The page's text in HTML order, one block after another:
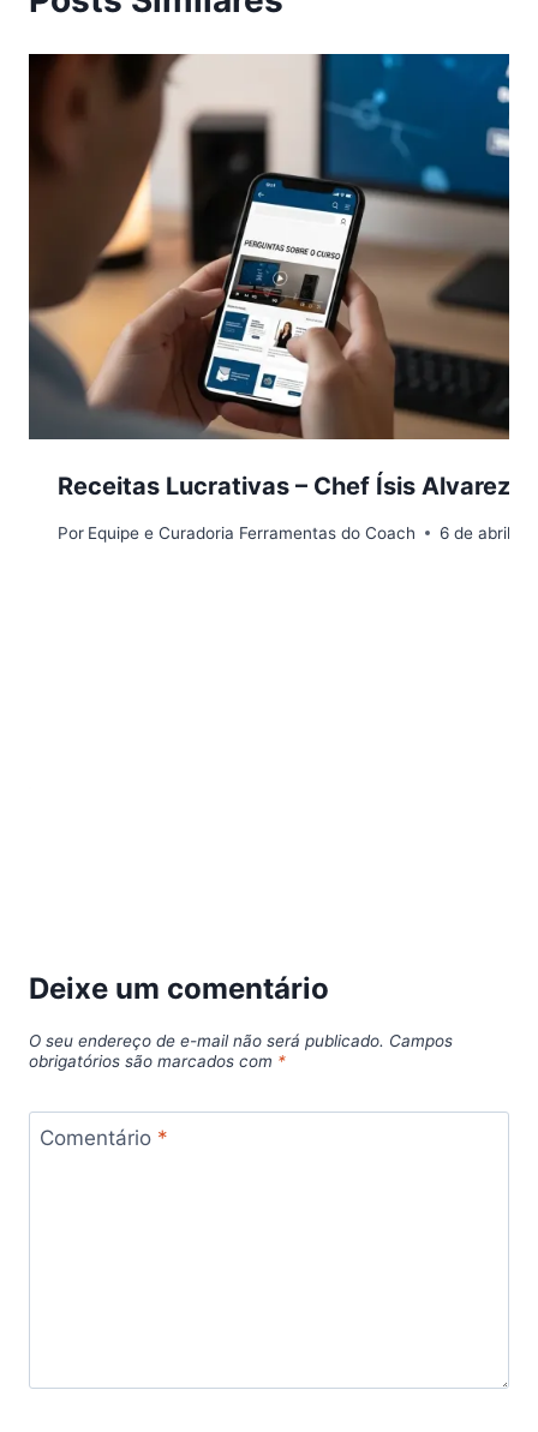
Receitas Lucrativas – Chef Ísis Alvarez
Por Equipe e Curadoria Ferramentas do Coach 6 de abril
Deixe um comentário
O seu endereço de e-mail não será publicado. Campos
obrigatórios são marcados com *
Comentário *